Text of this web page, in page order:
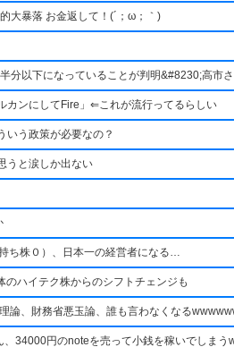
大暴落 お金返して！(´；ω；｀)
分以下になっていることが判明&#8230;高市
カンにしてFire」⇐これが流行ってるらしい
いう政策が必要なの？
うと涙しか出ない
ち株０）、日本一の経営者になる…
ハイテク株からのシフトチェンジも
論、財務省悪玉論、誰も言わなくなる
、34000円のnoteを売って小銭を稼いでしま